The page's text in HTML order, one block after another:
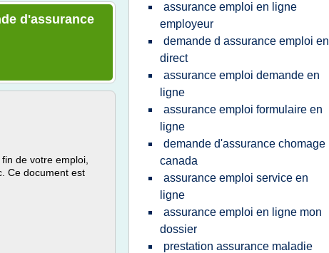
d'assurance
de votre emploi,
Ce document est
assurance emploi en ligne
employeur
demande d assurance emploi en
direct
assurance emploi demande en
ligne
assurance emploi formulaire en
ligne
demande d'assurance chomage
canada
assurance emploi service en
ligne
assurance emploi en ligne mon
dossier
prestation assurance maladie